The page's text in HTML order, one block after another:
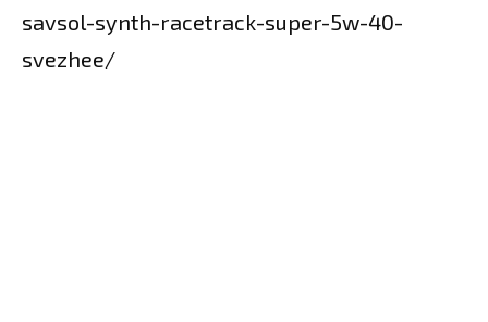
savsol-synth-racetrack-super-5w-40-
svezhee/